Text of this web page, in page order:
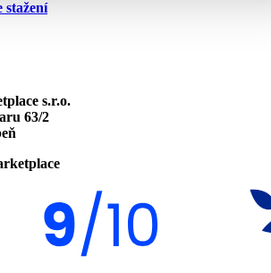
stažení
s.r.o.
63/2